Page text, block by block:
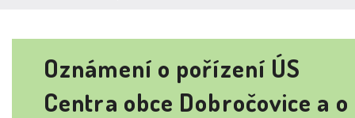
Oznámení o pořízení ÚS
Centra obce Dobročovice a o